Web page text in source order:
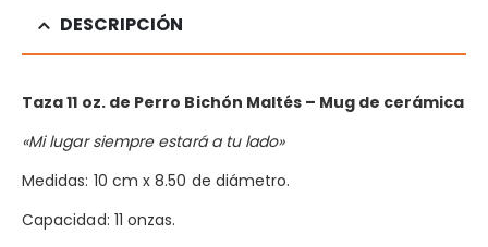
DESCRIPCIÓN
Taza 11 oz. de Perro Bichón Maltés – Mug de cerámica
«Mi lugar siempre estará a tu lado»
Medidas: 10 cm x 8.50 de diámetro.
Capacidad: 11 onzas.